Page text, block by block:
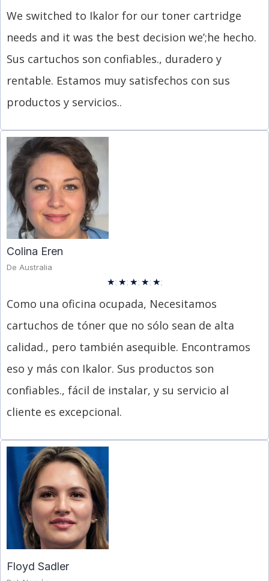
We switched to Ikalor for our toner cartridge
needs and it was the best decision we’;he hecho.
Sus cartuchos son confiables., duradero y
rentable. Estamos muy satisfechos con sus
productos y servicios..
Colina Eren
De Australia
★; ★; ★; ★; ★;
Como una oficina ocupada, Necesitamos
cartuchos de tóner que no sólo sean de alta
calidad., pero también asequible. Encontramos
eso y más con Ikalor. Sus productos son
confiables., fácil de instalar, y su servicio al
cliente es excepcional.
Floyd Sadler